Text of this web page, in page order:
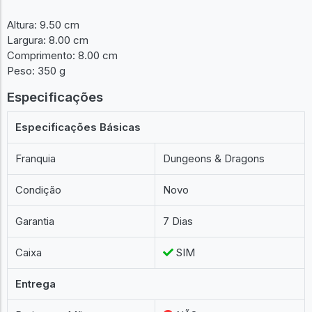
Altura: 9.50 cm
Largura: 8.00 cm
Comprimento: 8.00 cm
Peso: 350 g
Especificações
Especificações Básicas
Franquia Dungeons & Dragons
Condição Novo
Garantia 7 Dias
Caixa SIM
Entrega